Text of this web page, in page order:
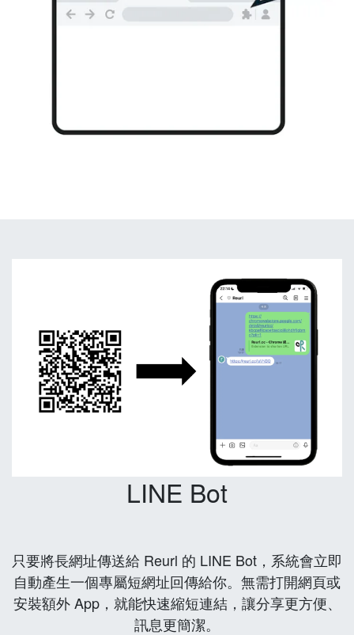
LINE Bot
只要將長網址傳送給 Reurl 的 LINE Bot，系統會立即
自動產生一個專屬短網址回傳給你。無需打開網頁或
安裝額外 App，就能快速縮短連結，讓分享更方便、
訊息更簡潔。